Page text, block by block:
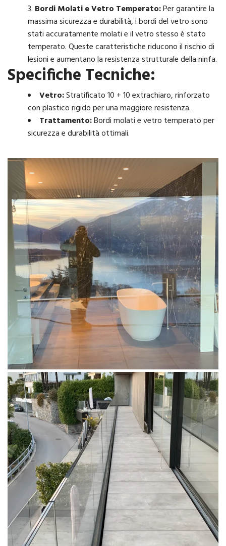
Bordi Molati e Vetro Temperato:Per garantire la
massima sicurezza e durabilità, i bordi del vetro sono
stati accuratamente molati e il vetro stesso è stato
temperato. Queste caratteristiche riducono il rischio di
lesioni e aumentano la resistenza strutturale della ninfa.
Specifiche Tecniche:
Vetro:Stratificato 10 + 10 extrachiaro, rinforzato
con plastico rigido per una maggiore resistenza.
Trattamento:Bordi molati e vetro temperato per
sicurezza e durabilità ottimali.